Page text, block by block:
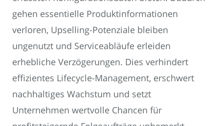
gehen essentielle Produktinformationen
verloren, Upselling-Potenziale bleiben
ungenutzt und Serviceabläufe erleiden
erhebliche Verzögerungen. Dies verhindert
effizientes Lifecycle-Management, erschwert
nachhaltiges Wachstum und setzt
Unternehmen wertvolle Chancen für